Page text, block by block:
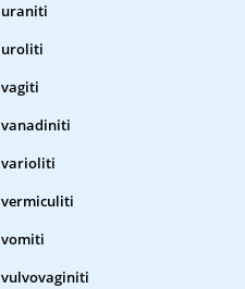
uraniti
uroliti
vagiti
vanadiniti
varioliti
vermiculiti
vomiti
vulvovaginiti